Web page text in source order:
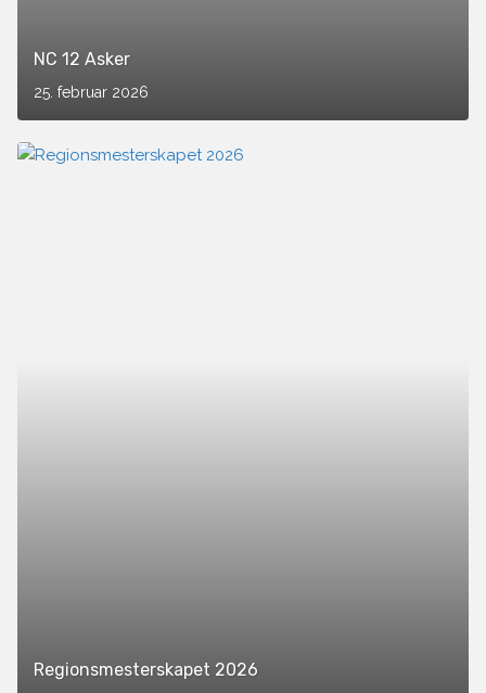
NC 12 Asker
25. februar 2026
Regionsmesterskapet 2026